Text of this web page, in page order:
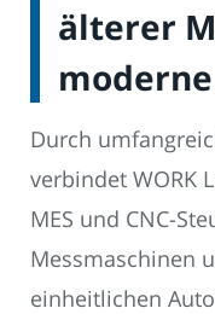
älterer
Durch
verbindet WORK
MES und CNC-
Messmaschinen
einheitlichen